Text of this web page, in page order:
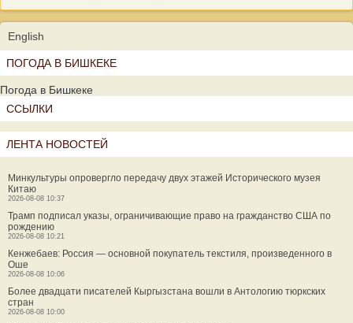
English
ПОГОДА В БИШКЕКЕ
Погода в Бишкеке
ССЫЛКИ
ЛЕНТА НОВОСТЕЙ
Минкультуры опровергло передачу двух этажей Исторического музея
Китаю
2026-08-08 10:37
Трамп подписал указы, ограничивающие право на гражданство США по
рождению
2026-08-08 10:21
Кенжебаев: Россия — основной покупатель текстиля, произведенного в
Оше
2026-08-08 10:06
Более двадцати писателей Кыргызстана вошли в Антологию тюркских
стран
2026-08-08 10:00